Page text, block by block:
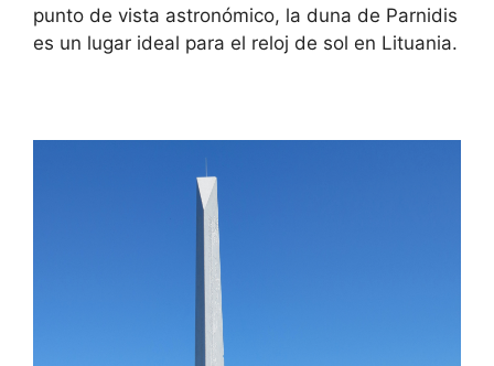
punto de vista astronómico, la duna de Parnidis
es un lugar ideal para el reloj de sol en Lituania.